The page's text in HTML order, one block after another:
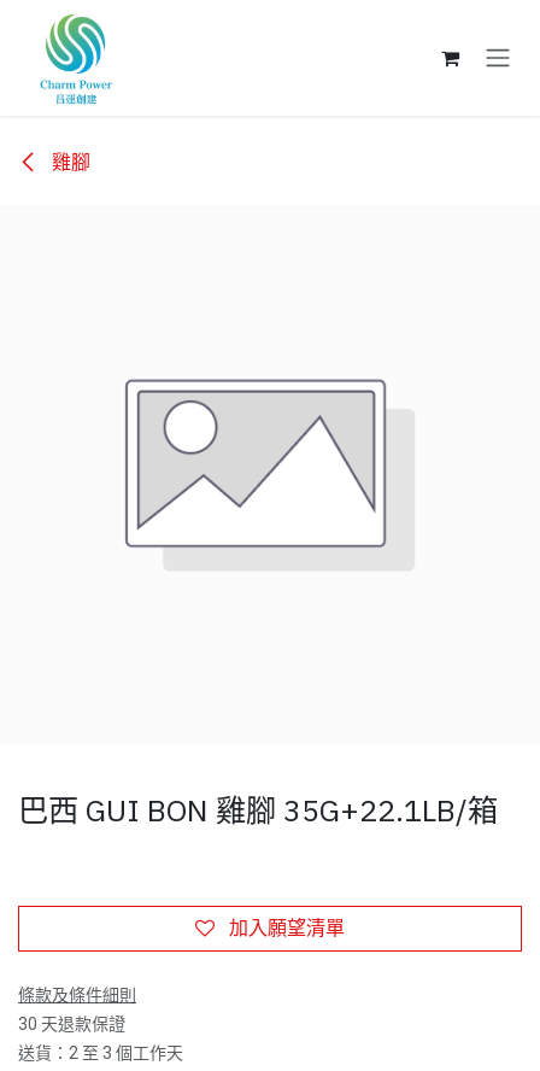
跳至內容
雞腳
巴西 GUI BON 雞腳 35G+22.1LB/箱
加入願望清單
條款及條件細則
30 天退款保證
送貨：2 至 3 個工作天